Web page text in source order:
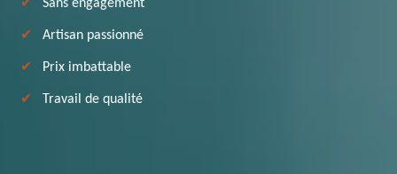
Sans engagement
Artisan passionné
Prix imbattable
Travail de qualité